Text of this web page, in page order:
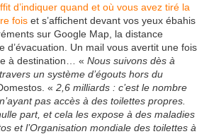
d’indiquer quand et où vous avez tiré la
fois et s’affichent devant vos yeux ébahis
sur Google Map, la distance
d’évacuation. Un mail vous avertit une fois
à destination… « Nous suivons dès à
un système d’égouts hors du
« 2,6 milliards : c’est le nombre
pas accès à des toilettes propres.
part, et cela les expose à des maladies
et l’Organisation mondiale des toilettes à